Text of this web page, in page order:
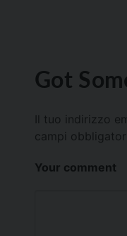
Got
Il tuo indirizzo
campi
Your comment